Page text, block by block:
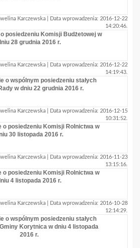
Karczewska | Data wprowadzenia: 2016-12-22
14:20:46.
posiedzeniu Komisji Budżetowej w
28 grudnia 2016 r.
Karczewska | Data wprowadzenia: 2016-12-22
14:19:43.
o wspólnym posiedzeniu stałych
w dniu 22 grudnia 2016 r.
Karczewska | Data wprowadzenia: 2016-12-15
10:31:52.
o posiedzeniu Komisji Rolnictwa w
30 listopada 2016 r.
Karczewska | Data wprowadzenia: 2016-11-23
13:15:16.
o posiedzeniu Komisji Rolnictwa w
4 listopada 2016 r.
Karczewska | Data wprowadzenia: 2016-10-28
12:14:29.
o wspólnym posiedzeniu stałych
Korytnica w dniu 4 listopada
2016 r.